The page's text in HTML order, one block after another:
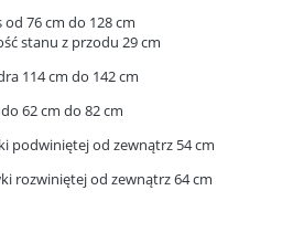
od 76 cm do 128 cm
stanu z przodu 29 cm
114 cm do 142 cm
62 cm do 82 cm
podwiniętej od zewnątrz 54 cm
rozwiniętej od zewnątrz 64 cm